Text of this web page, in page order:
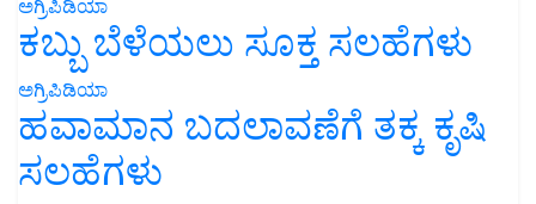
ಅಗ್ರಿಪಿಡಿಯಾ
ಕಬ್ಬು ಬೆಳೆಯಲು ಸೂಕ್ತ ಸಲಹೆಗಳು
ಅಗ್ರಿಪಿಡಿಯಾ
ಹವಾಮಾನ ಬದಲಾವಣೆಗೆ ತಕ್ಕ ಕೃಷಿ
ಸಲಹೆಗಳು